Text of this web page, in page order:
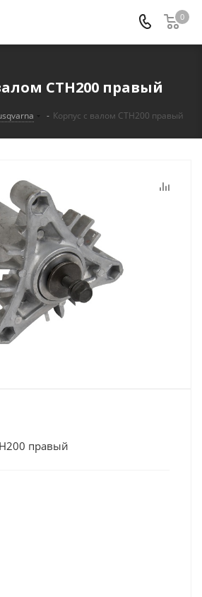
0
CTH200 правый
- Корпус с валом CTH200 правый
правый